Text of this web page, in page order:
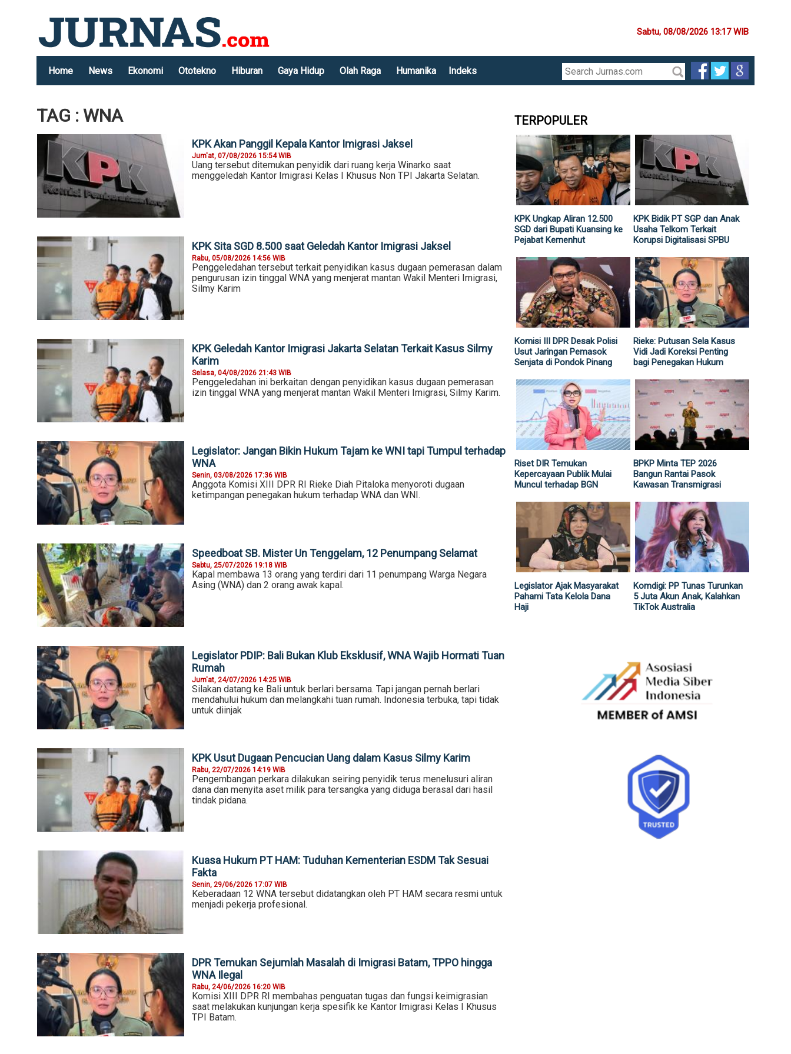
Sabtu, 08/08/2026 13:17 WIB
Home News Ekonomi Ototekno Hiburan Gaya Hidup Olah Raga Humanika Indeks
TAG : WNA
KPK Akan Panggil Kepala Kantor Imigrasi Jaksel
Jum'at, 07/08/2026 15:54 WIB
Uang tersebut ditemukan penyidik dari ruang kerja Winarko saat
menggeledah Kantor Imigrasi Kelas I Khusus Non TPI Jakarta Selatan.
KPK Sita SGD 8.500 saat Geledah Kantor Imigrasi Jaksel
Rabu, 05/08/2026 14:56 WIB
Penggeledahan tersebut terkait penyidikan kasus dugaan pemerasan dalam
pengurusan izin tinggal WNA yang menjerat mantan Wakil Menteri Imigrasi,
Silmy Karim
KPK Geledah Kantor Imigrasi Jakarta Selatan Terkait Kasus Silmy
Karim
Selasa, 04/08/2026 21:43 WIB
Penggeledahan ini berkaitan dengan penyidikan kasus dugaan pemerasan
izin tinggal WNA yang menjerat mantan Wakil Menteri Imigrasi, Silmy Karim.
Legislator: Jangan Bikin Hukum Tajam ke WNI tapi Tumpul terhadap
WNA
Senin, 03/08/2026 17:36 WIB
Anggota Komisi XIII DPR RI Rieke Diah Pitaloka menyoroti dugaan
ketimpangan penegakan hukum terhadap WNA dan WNI.
Speedboat SB. Mister Un Tenggelam, 12 Penumpang Selamat
Sabtu, 25/07/2026 19:18 WIB
Kapal membawa 13 orang yang terdiri dari 11 penumpang Warga Negara
Asing (WNA) dan 2 orang awak kapal.
Legislator PDIP: Bali Bukan Klub Eksklusif, WNA Wajib Hormati Tuan
Rumah
Jum'at, 24/07/2026 14:25 WIB
Silakan datang ke Bali untuk berlari bersama. Tapi jangan pernah berlari
mendahului hukum dan melangkahi tuan rumah. Indonesia terbuka, tapi tidak
untuk diinjak
KPK Usut Dugaan Pencucian Uang dalam Kasus Silmy Karim
Rabu, 22/07/2026 14:19 WIB
Pengembangan perkara dilakukan seiring penyidik terus menelusuri aliran
dana dan menyita aset milik para tersangka yang diduga berasal dari hasil
tindak pidana.
Kuasa Hukum PT HAM: Tuduhan Kementerian ESDM Tak Sesuai
Fakta
Senin, 29/06/2026 17:07 WIB
Keberadaan 12 WNA tersebut didatangkan oleh PT HAM secara resmi untuk
menjadi pekerja profesional.
DPR Temukan Sejumlah Masalah di Imigrasi Batam, TPPO hingga
WNA Ilegal
Rabu, 24/06/2026 16:20 WIB
Komisi XIII DPR RI membahas penguatan tugas dan fungsi keimigrasian
saat melakukan kunjungan kerja spesifik ke Kantor Imigrasi Kelas I Khusus
TPI Batam.
TERPOPULER
KPK Ungkap Aliran 12.500
SGD dari Bupati Kuansing ke
Pejabat Kemenhut
KPK Bidik PT SGP dan Anak
Usaha Telkom Terkait
Korupsi Digitalisasi SPBU
Komisi III DPR Desak Polisi
Usut Jaringan Pemasok
Senjata di Pondok Pinang
Rieke: Putusan Sela Kasus
Vidi Jadi Koreksi Penting
bagi Penegakan Hukum
Riset DIR Temukan
Kepercayaan Publik Mulai
Muncul terhadap BGN
BPKP Minta TEP 2026
Bangun Rantai Pasok
Kawasan Transmigrasi
Legislator Ajak Masyarakat
Pahami Tata Kelola Dana
Haji
Komdigi: PP Tunas Turunkan
5 Juta Akun Anak, Kalahkan
TikTok Australia